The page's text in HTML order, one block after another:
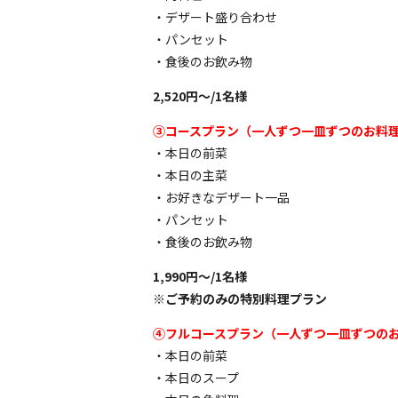
・デザート盛り合わせ
・パンセット
・食後のお飲み物
2,520円〜/1名様
③コースプラン（一人ずつ一皿ずつのお料理
・本日の前菜
・本日の主菜
・お好きなデザート一品
・パンセット
・食後のお飲み物
1,990円〜/1名様
※ご予約のみの特別料理プラン
④フルコースプラン（一人ずつ一皿ずつのお
・本日の前菜
・本日のスープ